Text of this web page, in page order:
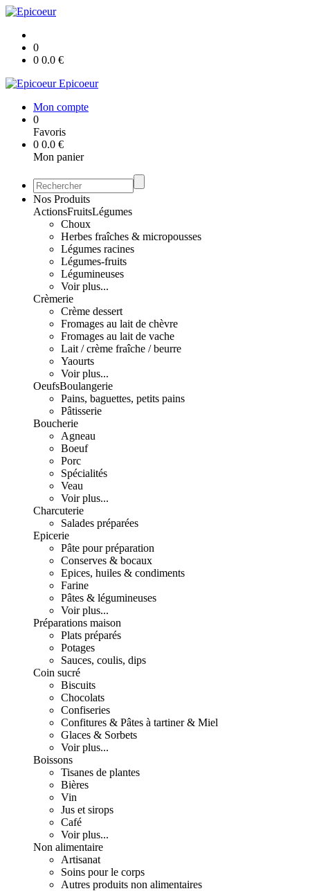
0
0 0.0 €
Epicoeur
Mon compte
0
Favoris
0 0.0 €
Mon panier
Nos Produits
ActionsFruitsLégumes
Choux
Herbes fraîches & micropousses
Légumes racines
Légumes-fruits
Légumineuses
Voir plus...
Crèmerie
Crème dessert
Fromages au lait de chèvre
Fromages au lait de vache
Lait / crème fraîche / beurre
Yaourts
Voir plus...
OeufsBoulangerie
Pains, baguettes, petits pains
Pâtisserie
Boucherie
Agneau
Boeuf
Porc
Spécialités
Veau
Voir plus...
Charcuterie
Salades préparées
Epicerie
Pâte pour préparation
Conserves & bocaux
Epices, huiles & condiments
Farine
Pâtes & légumineuses
Voir plus...
Préparations maison
Plats préparés
Potages
Sauces, coulis, dips
Coin sucré
Biscuits
Chocolats
Confiseries
Confitures & Pâtes à tartiner & Miel
Glaces & Sorbets
Voir plus...
Boissons
Tisanes de plantes
Bières
Vin
Jus et sirops
Café
Voir plus...
Non alimentaire
Artisanat
Soins pour le corps
Autres produits non alimentaires